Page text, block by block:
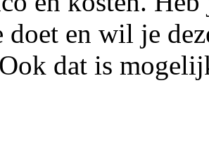
doet en wil je
dat is